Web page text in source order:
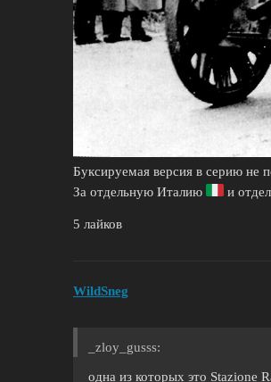
Буксируемая версия в серию не
За отдельную Италию
и
5 лайков
WildSneg
_zloy_gusss:
одна из которых это Stazione